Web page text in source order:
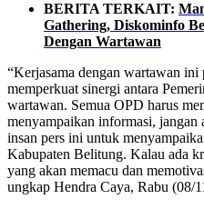
BERITA TERKAIT:
Gathering, Diskominfo
Dengan Wartawan
“Kerjasama dengan wartawan
memperkuat sinergi antara
wartawan. Semua OPD harus
menyampaikan informasi,
insan pers ini untuk
Kabupaten Belitung. Kalau ada
yang akan memacu dan
ungkap Hendra Caya, Rabu (08/